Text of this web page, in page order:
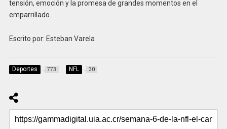
tensión, emoción y la promesa de grandes momentos en el
emparrillado.
Escrito por: Esteban Varela
Deportes 773 NFL 30